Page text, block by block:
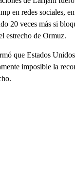
en redes sociales,
20 veces más si
estrecho de Ormuz.
que Estados
imposible la